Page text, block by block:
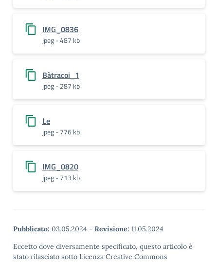
IMG_0836
jpeg - 487 kb
Bàtracoi_1
jpeg - 287 kb
Le
jpeg - 776 kb
IMG_0820
jpeg - 713 kb
Pubblicato: 03.05.2024 - Revisione: 11.05.2024
Eccetto dove diversamente specificato, questo articolo è
stato rilasciato sotto Licenza Creative Commons